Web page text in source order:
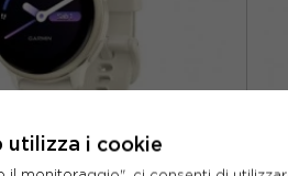
utilizza i cookie